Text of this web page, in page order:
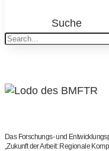
Suche
Das Forschungs- und
„Zukunft der Arbeit: Regionale